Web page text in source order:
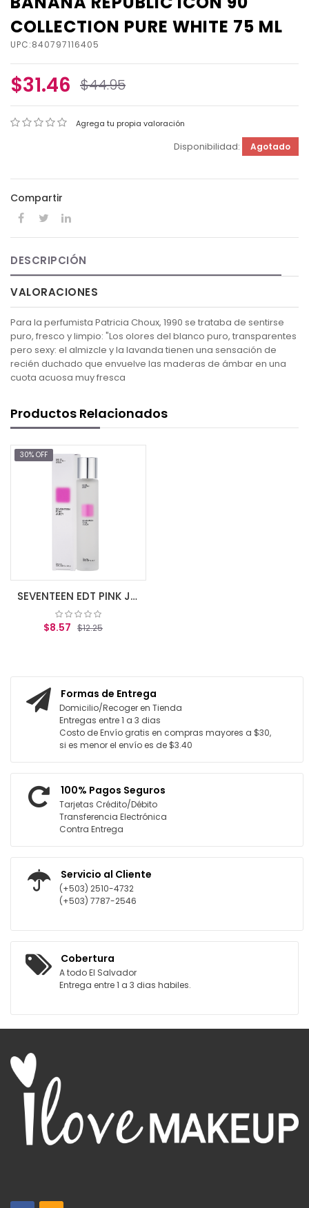
COLLECTION PURE WHITE 75 ML
UPC:840797116405
$31.46 $44.95
Agrega tu propia valoración
Disponibilidad: Agotado
Compartir
DESCRIPCIÓN
VALORACIONES
Para la perfumista Patricia Choux, 1990 se trataba de sentirse
puro, fresco y limpio: "Los olores del blanco puro, transparentes
pero sexy: el almizcle y la lavanda tienen una sensación de
recién duchado que envuelve las maderas de ámbar en una
cuota acuosa muy fresca
Productos Relacionados
30% OFF
SEVENTEEN EDT PINK JUICY 50ml
$8.57 $12.25
Formas de Entrega
Domicilio/Recoger en Tienda
Entregas entre 1 a 3 dias
Costo de Envío gratis en compras mayores a $30,
si es menor el envío es de $3.40
100% Pagos Seguros
Tarjetas Crédito/Débito
Transferencia Electrónica
Contra Entrega
Servicio al Cliente
(+503) 2510-4732
(+503) 7787-2546
Cobertura
A todo El Salvador
Entrega entre 1 a 3 dias habiles.